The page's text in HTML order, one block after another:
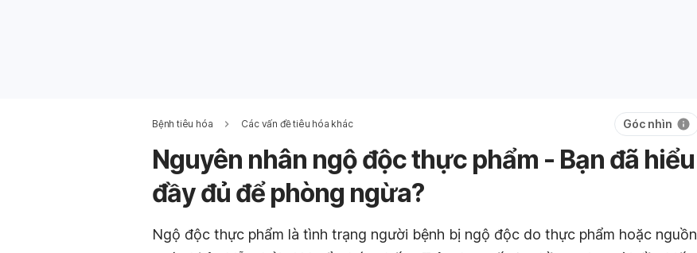
Bệnh tiêu hóa Các vấn đề tiêu hóa khác Góc nhìn
Nguyên nhân ngộ độc thực phẩm - Bạn đã hiểu
đầy đủ để phòng ngừa?
Ngộ độc thực phẩm là tình trạng người bệnh bị ngộ độc do thực phẩm hoặc nguồn